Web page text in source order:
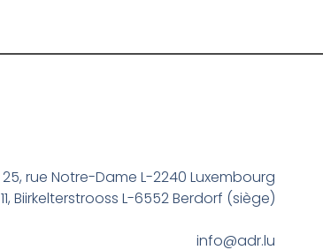
25, rue Notre-Dame L-2240 Luxembourg
11, Biirkelterstrooss L-6552 Berdorf (siège)
info@adr.lu